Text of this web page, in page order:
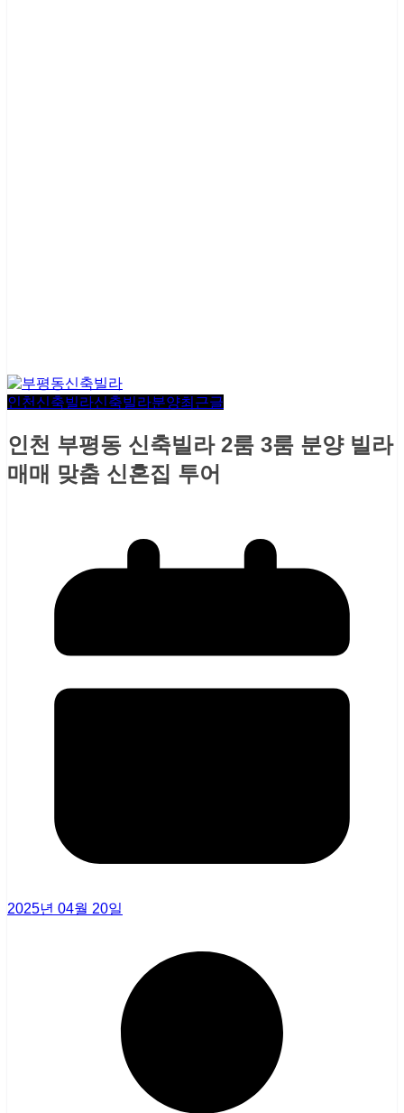
인천신축빌라신축빌라분양최근글
인천 부평동 신축빌라 2룸 3룸 분양 빌라
매매 맞춤 신혼집 투어
2025년 04월 20일